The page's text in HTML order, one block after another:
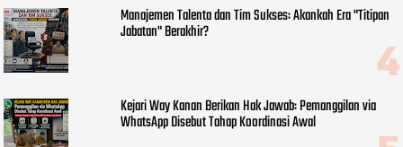
Manajemen Talenta dan Tim Sukses: Akankah Era "Titipan
Jabatan" Berakhir?
Kejari Way Kanan Berikan Hak Jawab: Pemanggilan via
WhatsApp Disebut Tahap Koordinasi Awal